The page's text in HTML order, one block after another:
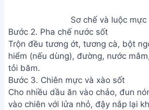
Sơ chế và luộc mực
Bước 2. Pha chế nước sốt
Trộn đều tương ớt, tương cà, bột
hiểm (nếu dùng), đường, nước
tỏi băm.
Bước 3. Chiên mực và xào sốt
Cho nhiều dầu ăn vào chảo, đun
vào chiên với lửa nhỏ, đậy nắp lại